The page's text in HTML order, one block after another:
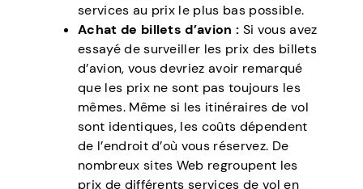
services au prix le plus bas possible.
Achat de billets d’avion : Si vous avez
essayé de surveiller les prix des billets
d’avion, vous devriez avoir remarqué
que les prix ne sont pas toujours les
mêmes. Même si les itinéraires de vol
sont identiques, les coûts dépendent
de l’endroit d’où vous réservez. De
nombreux sites Web regroupent les
prix de différents services de vol en